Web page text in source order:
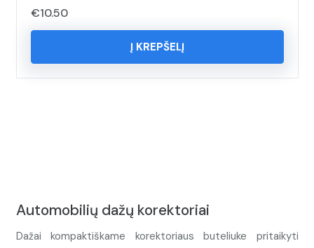
€10.50
Į KREPŠELĮ
Automobilių dažų korektoriai
Dažai kompaktiškame korektoriaus buteliuke pritaikyti